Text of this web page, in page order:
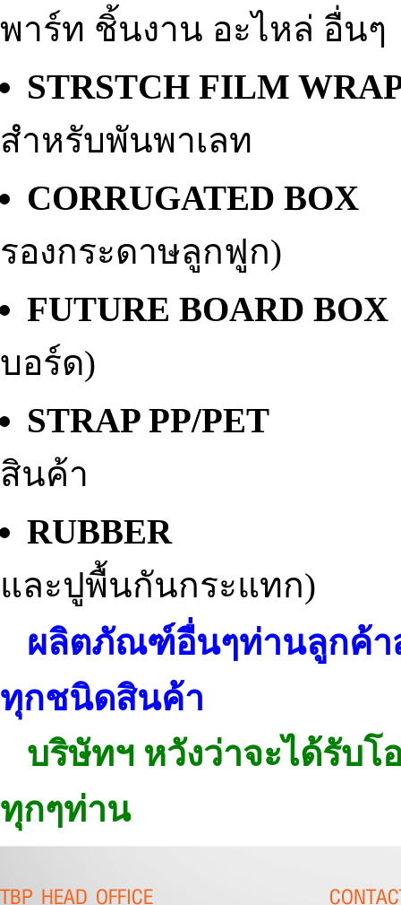
พาร์ท ชิ้นงาน อะไหล่ อื่นๆ
STRSTCH FILM
สำหรับพันพาเลท
CORRUGATED
รองกระดาษลูกฟูก)
FUTURE BOARD
บอร์ด)
STRAP PP/
สินค้า
และปูพื้นกันกระแทก)
ผลิตภัณฑ์อื่นๆท่านลูกค้า
ทุกชนิดสินค้า
บริษัทฯ หวังว่าจะได้รับ
ทุกๆท่าน
TBP HEAD OFFICE